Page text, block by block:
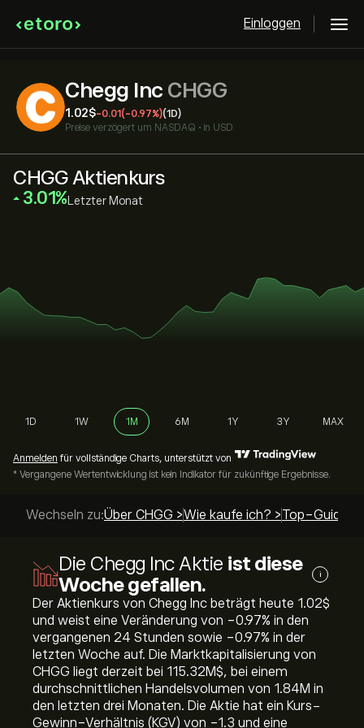
Einloggen
Chegg Inc CHGG
1.02‎$‎-0.01 (-0.97%)(1D)
Preise verzögert um NASDAQ • in USD
CHGG Aktienkurs
‎3.01‎ Letzter Monat
1D 1W 1M 6M 1Y 3Y MAX
Anmelden für vollständige Charts, unterstützt von
* Vergangene Wertentwicklung ist kein Indikator für zukünftige Ergebnisse.
Wechseln zu:Über CHGG >Wie kaufe ich? >Top-Guides >
Die Chegg Inc Aktie ist diese
Woche gefallen.
i
Der Aktienkurs von Chegg Inc beträgt heute 1.02‎$‎
und weist eine Veränderung von ‎-0.97‎% in den
vergangenen 24 Stunden sowie ‎-0.97‎% in der
letzten Woche auf. Die Marktkapitalisierung von
CHGG liegt derzeit bei 115.32M‎$‎, bei einem
durchschnittlichen Handelsvolumen von 1.84M in
den letzten drei Monaten. Die Aktie hat ein Kurs-
Gewinn-Verhältnis (KGV) von -1.3 und eine